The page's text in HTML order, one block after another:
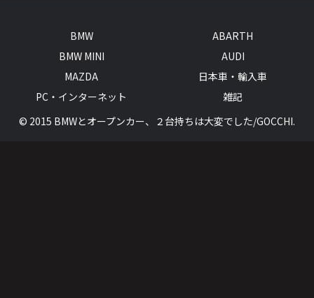
BMW
ABARTH
BMW MINI
AUDI
MAZDA
日本車・輸入車
PC・インターネット
雑記
© 2015 BMWとオープンカー、２台持ちは大変でした/GOCCHI.